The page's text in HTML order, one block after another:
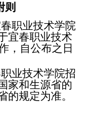
则
职业技术学院
宜春职业技术
，自公布之日
业技术学院招
家和生源省的
的规定为准。